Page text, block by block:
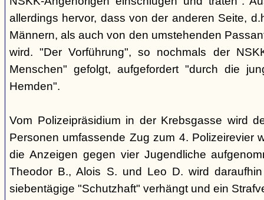
allerdings hervor, dass von der anderen Seite,
Männern, als auch von den umstehenden
wird. "Der Vorführung", so nochmals der
Menschen" gefolgt, aufgefordert "durch die
Hemden".
Vom Polizeipräsidium in der Krebsgasse wird
Personen umfassende Zug zum 4. Polizeirevier
die Anzeigen gegen vier Jugendliche
Theodor B., Alois S. und Leo D. wird
siebentägige "Schutzhaft" verhängt und ein